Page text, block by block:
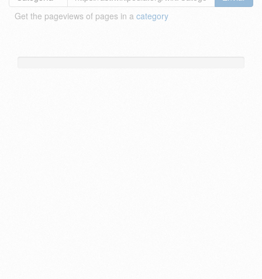
Get the pageviews of pages in a category